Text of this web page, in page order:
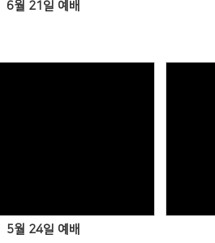
6월 21일 예배
5월 24일 예배